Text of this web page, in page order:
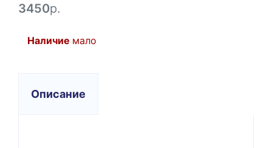
3450р.
Наличие мало
Описание